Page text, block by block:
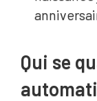
Qui se